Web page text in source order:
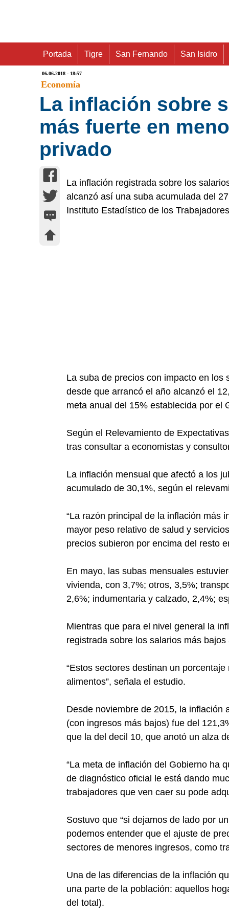
Portada Tigre San Fernando San Isidro
06.06.2018 - 18:57
Economía
La inflación sobre
más fuerte en
privado
La inflación registrada sobre los
alcanzó así una suba acumulada del
Instituto Estadístico de los
La suba de precios con impacto en
desde que arrancó el año alcanzó el
meta anual del 15% establecida por el
Según el Relevamiento de
tras consultar a economistas y
La inflación mensual que afectó a los
acumulado de 30,1%, según el
“La razón principal de la inflación más
mayor peso relativo de salud y
precios subieron por encima del resto
En mayo, las subas mensuales
vivienda, con 3,7%; otros, 3,5%;
2,6%; indumentaria y calzado, 2,4%;
Mientras que para el nivel general la
registrada sobre los salarios más
“Estos sectores destinan un
alimentos”, señala el estudio.
Desde noviembre de 2015, la inflación
(con ingresos más bajos) fue del
que la del decil 10, que anotó un alza
“La meta de inflación del Gobierno ha
de diagnóstico oficial le está dando
trabajadores que ven caer su pode
Sostuvo que “si dejamos de lado por
podemos entender que el ajuste de
sectores de menores ingresos, como
Una de las diferencias de la inflación
una parte de la población: aquellos
del total).